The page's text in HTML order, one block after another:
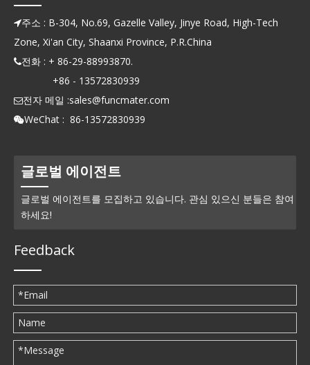
주소 : B-304, No.69, Gazelle Valley, Jinye Road, High-Tech
Zone, Xi'an City, Shaanxi Province, P.R.China
전화 : + 86-29-88993870.
+86 - 13572830939
전자 메일 :sales@funcmater.com
WeChat : 86-13572830939
글로벌 에이전트
글로벌 에이전트를 모집하고 있습니다. 관심 있으신 분들은 참여
하세요!
Feedback